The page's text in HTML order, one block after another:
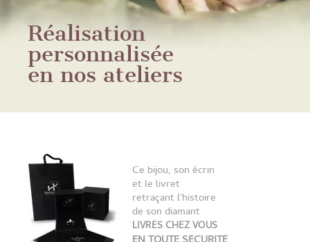
Réalisation
personnalisée
en nos ateliers
Ce bijou, son écrin
et le livret
retraçant l'histoire
de son diamant
LIVRÉS CHEZ VOUS